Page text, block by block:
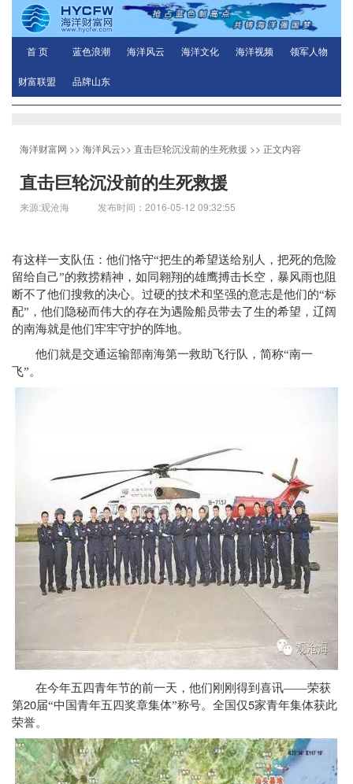
首 页 蓝色浪潮 海洋风云 海洋文化 海洋视频 领军人物
财富联盟 品牌山东
海洋财富网 >> 海洋风云>> 直击巨轮沉没前的生死救援 >> 正文内容
直击巨轮沉没前的生死救援
来源:观沧海 发布时间：2016-05-12 09:32:55
有这样一支队伍：他们恪守“把生的希望送给别人，把死的危险
留给自己”的救捞精神，如同翱翔的雄鹰搏击长空，暴风雨也阻
断不了他们搜救的决心。过硬的技术和坚强的意志是他们的“标
配”，他们隐秘而伟大的存在为遇险船员带去了生的希望，辽阔
的南海就是他们牢牢守护的阵地。
他们就是交通运输部南海第一救助飞行队，简称“南一
飞”。
在今年五四青年节的前一天，他们刚刚得到喜讯——荣获
第20届“中国青年五四奖章集体”称号。全国仅5家青年集体获此
荣誉。